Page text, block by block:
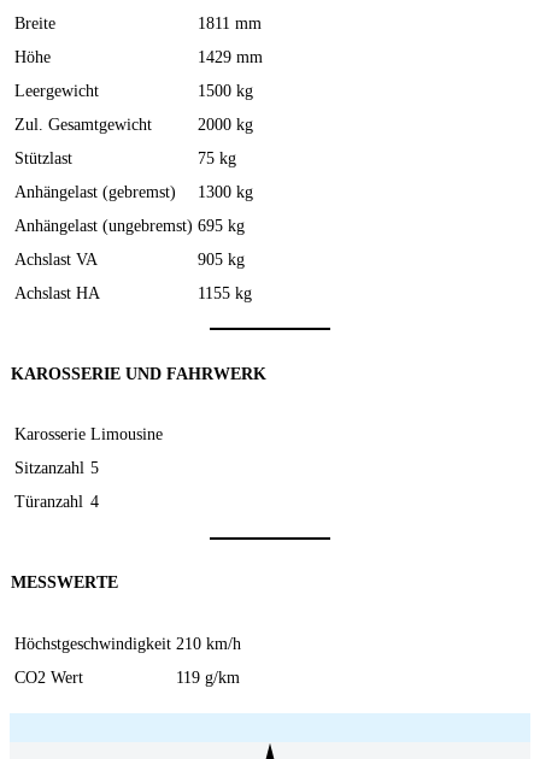
Breite
1811 mm
Höhe
1429 mm
Leergewicht
1500 kg
Zul. Gesamtgewicht
2000 kg
Stützlast
75 kg
Anhängelast (gebremst)
1300 kg
Anhängelast (ungebremst) 695 kg
Achslast VA
905 kg
Achslast HA
1155 kg
KAROSSERIE UND FAHRWERK
Karosserie Limousine
Sitzanzahl 5
Türanzahl 4
MESSWERTE
Höchstgeschwindigkeit 210 km/h
CO2 Wert
119 g/km